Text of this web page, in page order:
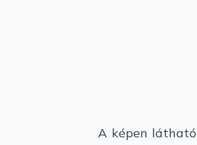
A képen